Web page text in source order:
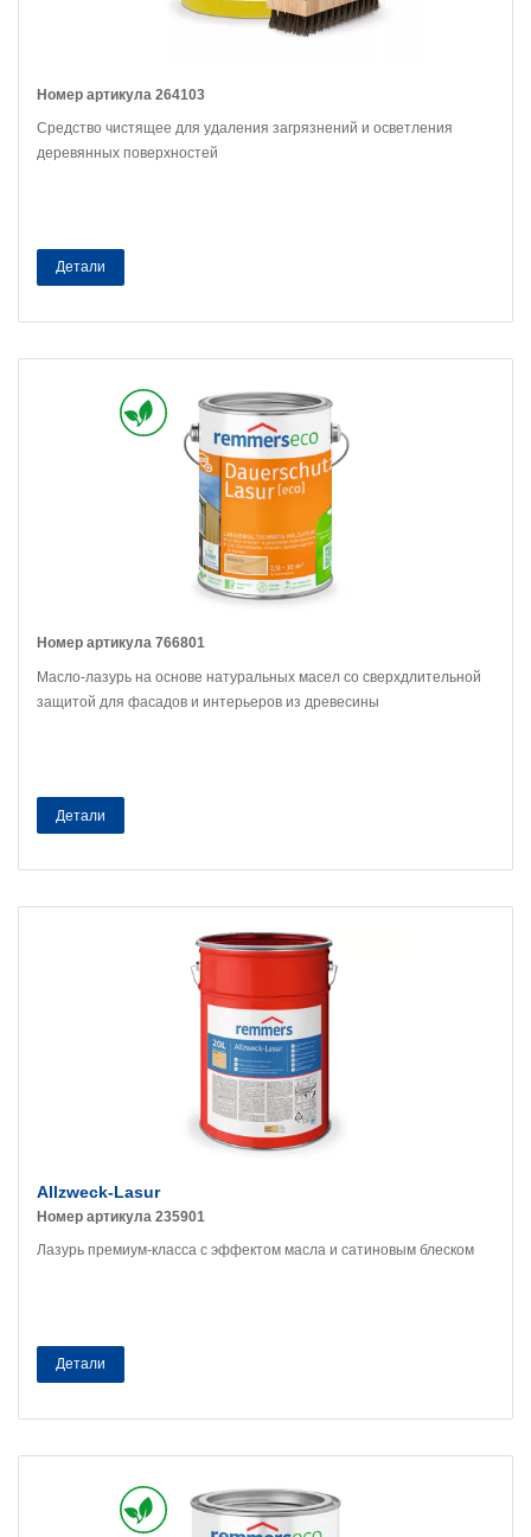
Номер артикула 264103
Средство чистящее для удаления загрязнений и осветления
деревянных поверхностей
Детали
Номер артикула 766801
Масло-лазурь на основе натуральных масел со сверхдлительной
защитой для фасадов и интерьеров из древесины
Детали
Allzweck-Lasur
Номер артикула 235901
Лазурь премиум-класса с эффектом масла и сатиновым блеском
Детали